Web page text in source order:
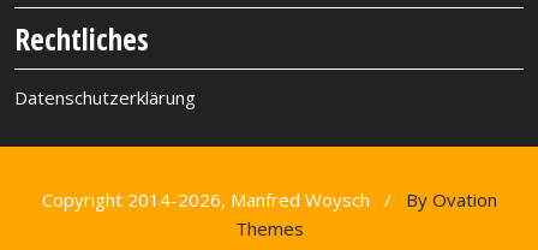
Rechtliches
Datenschutzerklärung
Copyright 2014-2026, Manfred Woysch /
By Ovation
Themes